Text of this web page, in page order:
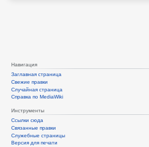
Навигация
Заглавная страница
Свежие правки
Случайная страница
Справка по MediaWiki
Инструменты
Ссылки сюда
Связанные правки
Служебные страницы
Версия для печати